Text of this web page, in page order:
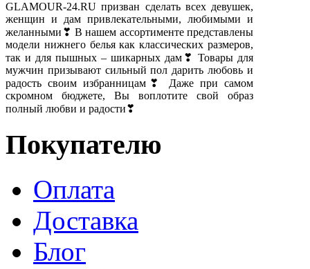
GLAMOUR-24.RU призван сделать всех девушек,
женщин и дам привлекательными, любимыми и
желанными❣ В нашем ассортименте представлены
модели нижнего белья как классических размеров,
так и для пышных – шикарных дам❣ Товары для
мужчин призывают сильный пол дарить любовь и
радость своим избранницам❣ Даже при самом
скромном бюджете, Вы воплотите свой образ
полный любви и радости❣
Покупателю
Оплата
Доставка
Блог